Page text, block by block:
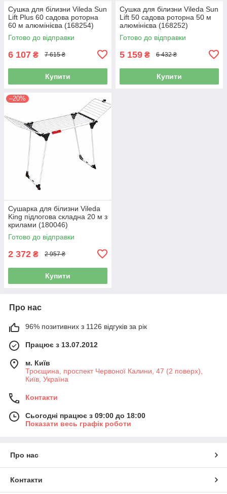
Сушка для білизни Vileda Sun
Lift Plus 60 садова роторна
60 м алюмінієва (168254)
Готово до відправки
6 107 ₴ 7 615 ₴
Купити
Сушка для білизни Vileda Sun
Lift 50 садова роторна 50 м
алюмінієва (168252)
Готово до відправки
5 159 ₴ 6 432 ₴
Купити
–20%
Сушарка для білизни Vileda
King підлогова складна 20 м з
крилами (180046)
Готово до відправки
2 372 ₴ 2 957 ₴
Купити
Про нас
96% позитивних з 1126 відгуків за рік
Працює з 13.07.2012
м. Київ
Троєщина, проспект Червоної Калини, 47 (2 поверх),
Київ, Україна
Контакти
Сьогодні працює з 09:00 до 18:00
Показати весь графік роботи
Про нас
Контакти